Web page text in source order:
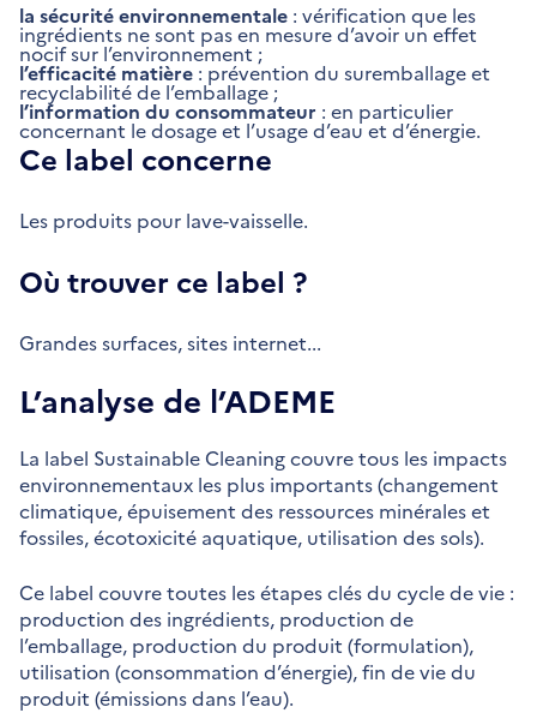
la sécurité environnementale : vérification que les
ingrédients ne sont pas en mesure d’avoir un effet
nocif sur l’environnement ;
l’efficacité matière : prévention du suremballage et
recyclabilité de l’emballage ;
l’information du consommateur : en particulier
concernant le dosage et l’usage d’eau et d’énergie.
Ce label concerne
Les produits pour lave-vaisselle.
Où trouver ce label ?
Grandes surfaces, sites internet...
L’analyse de l’ADEME
La label Sustainable Cleaning couvre tous les impacts
environnementaux les plus importants (changement
climatique, épuisement des ressources minérales et
fossiles, écotoxicité aquatique, utilisation des sols).
Ce label couvre toutes les étapes clés du cycle de vie :
production des ingrédients, production de
l’emballage, production du produit (formulation),
utilisation (consommation d’énergie), fin de vie du
produit (émissions dans l’eau).